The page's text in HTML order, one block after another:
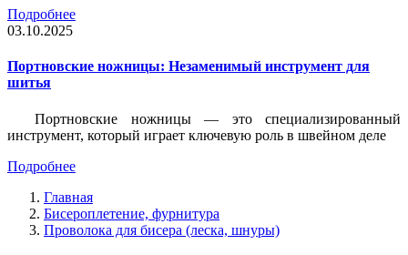
Подробнее
03.10.2025
Портновские ножницы: Незаменимый инструмент для
шитья
Портновские ножницы — это специализированный
инструмент, который играет ключевую роль в швейном деле
Подробнее
Главная
Бисероплетение, фурнитура
Проволока для бисера (леска, шнуры)